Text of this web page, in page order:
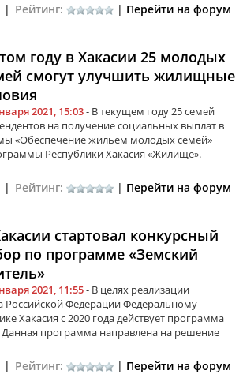
| Рейтинг: | Перейти на форум
году в Хакасии 25 молодых
смогут улучшить жилищные
2021, 15:03- В текущем году 25 семей
на получение социальных выплат в
«Обеспечение жильем молодых семей»
Республики Хакасия «Жилище».
| Рейтинг: | Перейти на форум
стартовал конкурсный
по программе «Земский
2021, 11:55- В целях реализации
Российской Федерации Федеральному
Хакасия с 2020 года действует программа
Данная программа направлена на решение
| Рейтинг: | Перейти на форум